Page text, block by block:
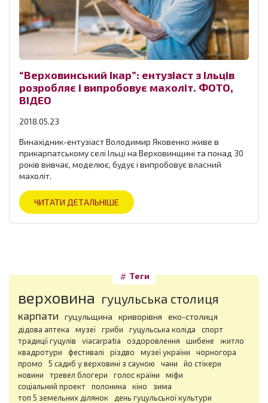
“Верховинський Ікар”: ентузіаст з Ільців
розробляє і випробовує махоліт. ФОТО,
ВІДЕО
2018.05.23
Винахідник-ентузіаст Володимир Яковенко живе в
прикарпатському селі Ільці на Верховинщині та понад 30
років вивчає, моделює, будує і випробовує власний
махоліт.
ЧИТАТИ ДЕТАЛЬНІШЕ
Теги
верховина гуцульська столиця
карпати гуцульщина криворівня еко-столиця
дідова аптека музеї гриби гуцульська коліда
спорт
традиції гуцулів
viacarpatia оздоровлення шибене
житло
квадротури
фестивалі різдво музеї україни
чорногора
промо
5 садиб у верховині з сауною чани
йо стікери
новини
тревел блогери голос країни
міфи
соціальний проект
полонина кіно
зима
топ 5 земельних ділянок
день гуцульської культури